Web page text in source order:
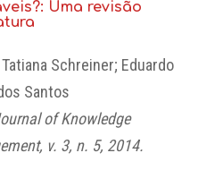
?: Uma revisão
Schreiner; Eduardo
Santos
of Knowledge
v. 3, n. 5, 2014.